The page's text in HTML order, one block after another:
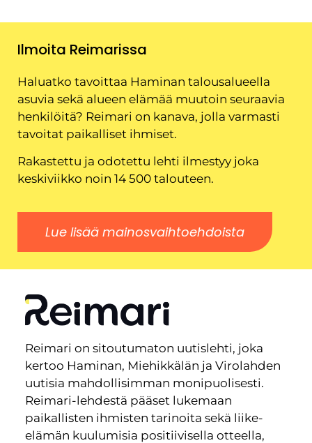
Ilmoita Reimarissa
Haluatko tavoittaa Haminan talousalueella
asuvia sekä alueen elämää muutoin seuraavia
henkilöitä? Reimari on kanava, jolla varmasti
tavoitat paikalliset ihmiset.
Rakastettu ja odotettu lehti ilmestyy joka
keskiviikko noin 14 500 talouteen.
Lue lisää mainosvaihtoehdoista
Reimari on sitoutumaton uutislehti, joka
kertoo Haminan, Miehikkälän ja Virolahden
uutisia mahdollisimman monipuolisesti.
Reimari-lehdestä pääset lukemaan
paikallisten ihmisten tarinoita sekä liike-
elämän kuulumisia positiivisella otteella,